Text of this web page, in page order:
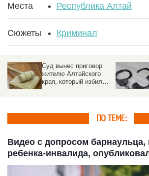
Места Республика Алтай
Сюжеты Криминал
Суд вынес приговор
жителю Алтайского
края, который избил
ПО ТЕМЕ:
Видео с допросом барнаульца,
ребенка-инвалида,